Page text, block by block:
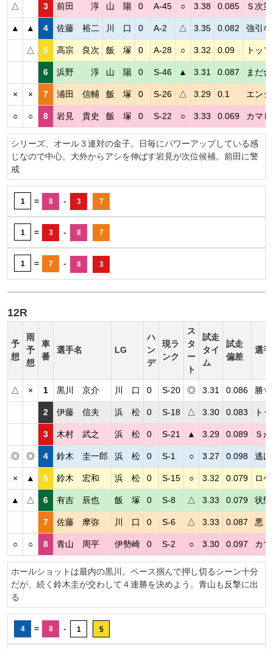
△ 3 前田 淳 山 陽 0 A-45 ○ 3.38 0.085 Ｓ次
▲ ▲ 4 佐藤 裕二 川 口 0 A-2 △ 3.35 0.082 強引
△ 5 高宗 良次 飯 塚 0 A-28 ○ 3.32 0.09 トッ
6 浜野 淳 山 陽 0 S-46 ▲ 3.31 0.087 まだ
× × 7 浦田 信輔 飯 塚 0 S-26 △ 3.29 0.1 エン
○ ○ 8 岩見 貴史 飯 塚 0 S-22 ○ 3.33 0.069 カマ
シリーズ、オール３連対の金子。日毎にパワーアップしている感
じなので中心。大外からアシを伸ばす岩見が次位候補。前田に警
戒
1 = 8 - 3 7
1 = 3 - 8 7
1 = 7 - 8 3
12R
予
想
雨
予
想
車
番
選手名 LG
ハ
ン
デ
現ラ
ンク
ス
タ
ー
ト
試走
タイ
ム
試走
偏差
選
△ × 1 黒川 京介 川 口 0 S-20 ◎ 3.31 0.086 勝
2 伊藤 信夫 浜 松 0 S-18 △ 3.30 0.083 ト
3 木村 武之 浜 松 0 S-21 ▲ 3.29 0.089 Ｓ
◎ ◎ 4 鈴木 圭一郎 浜 松 0 S-1 ○ 3.27 0.098 逃
× ▲ 5 鈴木 宏和 浜 松 0 S-15 ○ 3.32 0.079 ロ
▲ △ 6 有吉 辰也 飯 塚 0 S-8 △ 3.33 0.079 状
7 佐藤 摩弥 川 口 0 S-6 △ 3.33 0.087 悪
○ ○ 8 青山 周平 伊勢崎 0 S-2 ○ 3.30 0.097 カ
ホールショットは最内の黒川。ペース掴んで押し切るシーン十分
だが、続く鈴木圭が交わして４連勝を決めよう。青山も反撃に出
る
4 = 8 - 1 5